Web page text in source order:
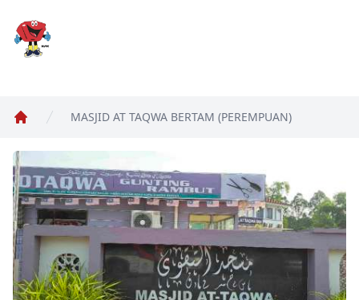
MyWC
MASJID AT TAQWA BERTAM (PEREMPUAN)